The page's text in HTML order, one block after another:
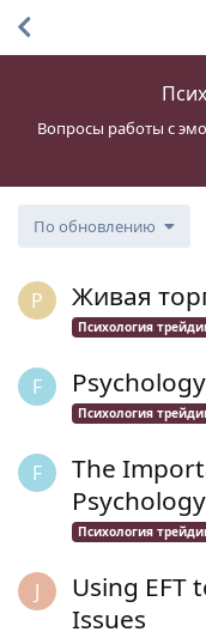
Вопросы работы с
По обновлению
P Живая
Психология
F
Психология
F
The
Психология
J
Using EFT
Issues